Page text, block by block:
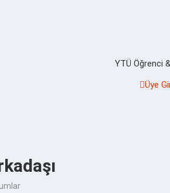
YTÜ Öğrenci
Üye